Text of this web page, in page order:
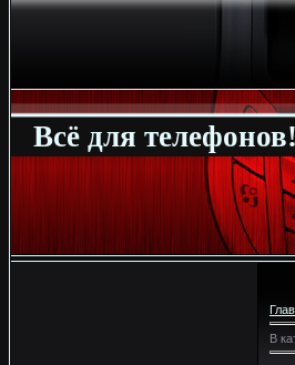
Всё для телефонов!
В